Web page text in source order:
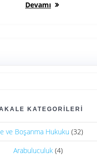
Devamı
KATEGORILERI
ve Boşanma Hukuku (32)
Arabuluculuk (4)